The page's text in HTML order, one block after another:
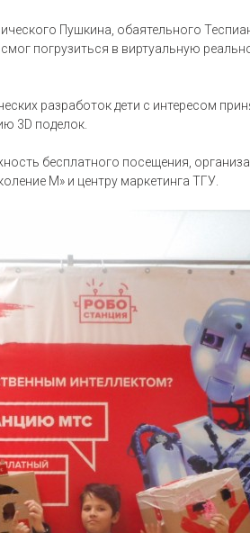
Пушкина, обаятельного
погрузиться в виртуальную
разработок дети с интересом
3D поделок.
бесплатного посещения,
М» и центру маркетинга ТГУ.